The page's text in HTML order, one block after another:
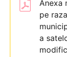
Anexa
pe
a